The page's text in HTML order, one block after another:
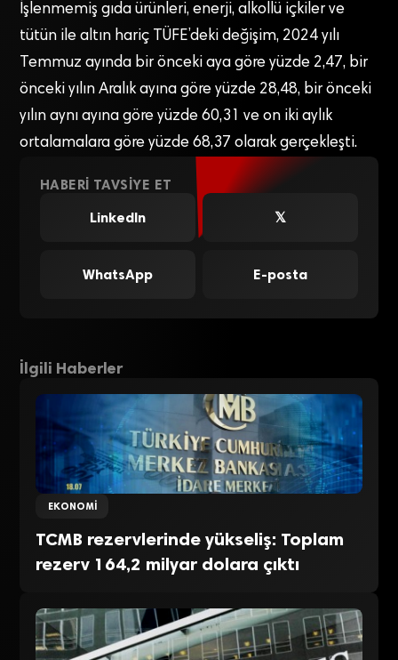
İşlenmemiş gıda ürünleri, enerji, alkollü içkiler ve
tütün ile altın hariç TÜFE’deki değişim, 2024 yılı
Temmuz ayında bir önceki aya göre yüzde 2,47, bir
önceki yılın Aralık ayına göre yüzde 28,48, bir önceki
yılın aynı ayına göre yüzde 60,31 ve on iki aylık
ortalamalara göre yüzde 68,37 olarak gerçekleşti.
HABERI TAVSIYE ET
LinkedIn
𝕏
WhatsApp E-posta
İlgili Haberler
EKONOMI
TCMB rezervlerinde yükseliş: Toplam
rezerv 164,2 milyar dolara çıktı